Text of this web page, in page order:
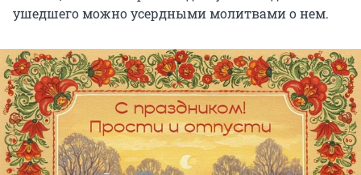
ушедшего можно усердными молитвами о нем.